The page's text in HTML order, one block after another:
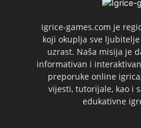
igrice-games.com je
koji okuplja sve
uzrast. Naša misija je
informativan i
preporuke online
vijesti, tutorijale, kao i
edukativne